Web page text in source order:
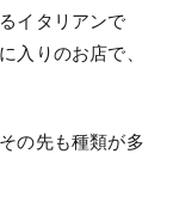
イタリアンで
入りのお店で、
の先も種類が多